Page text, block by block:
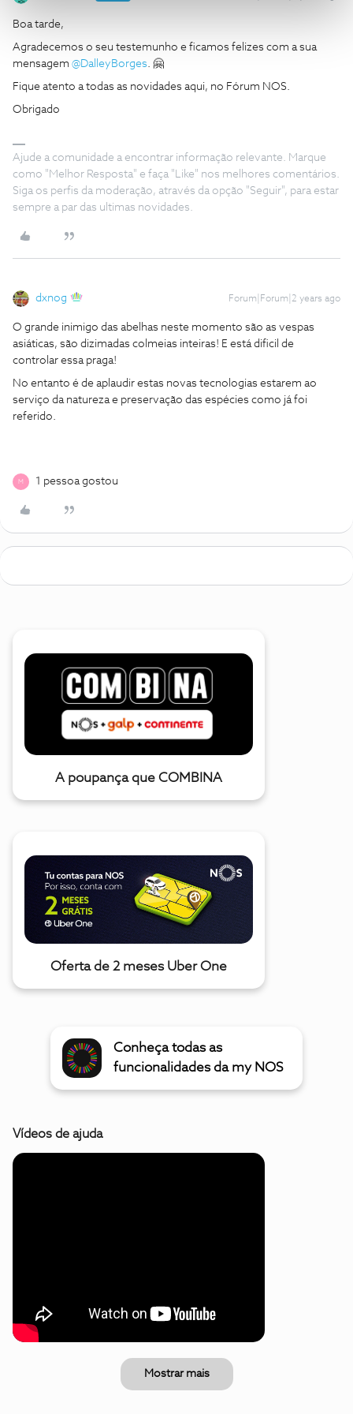
Boa tarde,
Agradecemos o seu testemunho e ficamos felizes com a sua
mensagem @DalleyBorges. 🤗
Fique atento a todas as novidades aqui, no Fórum NOS.
Obrigado
Ajude a comunidade a encontrar informação relevante. Marque
como "Melhor Resposta" e faça "Like" nos melhores comentários.
Siga os perfis da moderação, através da opção "Seguir", para estar
sempre a par das ultimas novidades.
dxnog Forum|Forum|2 years ago
O grande inimigo das abelhas neste momento são as vespas
asiáticas, são dizimadas colmeias inteiras! E está dificil de
controlar essa praga!
No entanto é de aplaudir estas novas tecnologias estarem ao
serviço da natureza e preservação das espécies como já foi
referido.
M 1 pessoa gostou
A poupança que COMBINA
Oferta de 2 meses Uber One
Conheça todas as
funcionalidades da my NOS
Vídeos de ajuda
Mostrar mais